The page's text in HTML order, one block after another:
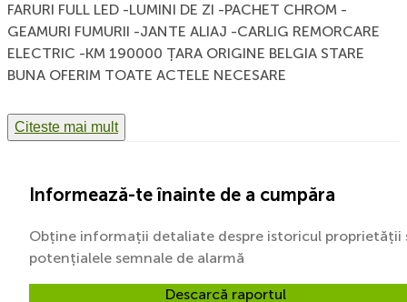
FARURI FULL LED -LUMINI DE ZI -PACHET CHROM -
GEAMURI FUMURII -JANTE ALIAJ -CARLIG REMORCARE
ELECTRIC -KM 190000 ȚARA ORIGINE BELGIA STARE
BUNA OFERIM TOATE ACTELE NECESARE
neg. Tel. 0767 162 226 🚗🚗🚗🚗🚗🚗🚗🚗🚗🚗🚗🚗🚗🚗🚗
Posibilitate cumparare in RATE : Posibilitate rate cu
MOGO CREDIT 0757573084 Tel. HAPPY CREDIT
0742088455 Tel. CLARET CREDIT 0786871078 etc. -
FARA AVANS - Persoane fizice - Pensionari - Soferi
angajati in tara cu diurna externa - Soferi angajati pe
Societati comerciale : S.R.L. , I.I. , P.F.A. etc. .... - Societati
Citeste mai mult
Informează-te înainte de a cumpăra
Obține informații detaliate despre istoricul proprietății
potențialele semnale de alarmă
Descarcă raportul